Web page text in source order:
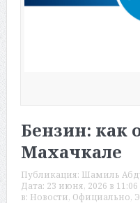
Бензин: как
Махачкале
Публикация: Шамиль
Дата: 23 июня, 2026 в 11:06
в: Новости, Официально,